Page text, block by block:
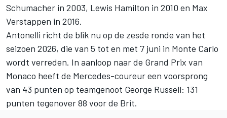
Schumacher in 2003, Lewis Hamilton in 2010 en Max
Verstappen in 2016.
Antonelli richt de blik nu op de zesde ronde van het
seizoen 2026, die van 5 tot en met 7 juni in Monte Carlo
wordt verreden. In aanloop naar de Grand Prix van
Monaco heeft de Mercedes-coureur een voorsprong
van 43 punten op teamgenoot George Russell: 131
punten tegenover 88 voor de Brit.